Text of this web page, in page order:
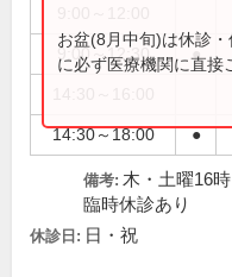
9:00～12:30 ●
14:30～18:00 ●
お盆(8月中旬)は休診
に必ず医療機関に直接
備考: 木・土曜16
臨時休診あり
休診日: 日・祝